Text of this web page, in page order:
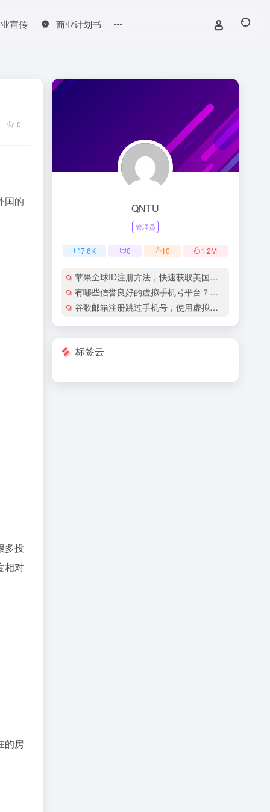
宣传 商业计划书
0
国的
多投
相对
的房
QNTU
管理员
7.6K 0 10 1.2M
苹果全球ID注册方法，快速获取美国地区苹果账号
有哪些信誉良好的虚拟手机号平台？有哪些平台提供国际虚拟手机号服务？
谷歌邮箱注册跳过手机号，使用虚拟手机号注册谷歌邮箱安全吗？
标签云